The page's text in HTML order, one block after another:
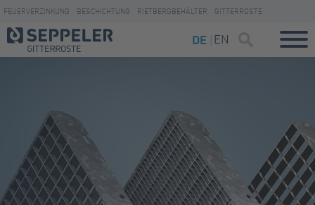
FEUERVERZINKUNG BESCHICHTUNG RIETBERGBEHÄLTER GITTERROSTE
DE EN